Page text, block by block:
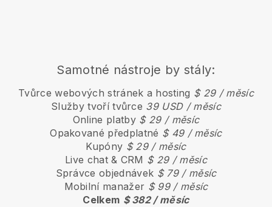
Samotné nástroje by stály:
Tvůrce webových stránek a hosting $ 29 / měsíc
Služby tvoří tvůrce 39 USD / měsíc
Online platby $ 29 / měsíc
Opakované předplatné $ 49 / měsíc
Kupóny $ 29 / měsíc
Live chat & CRM $ 29 / měsíc
Správce objednávek $ 79 / měsíc
Mobilní manažer $ 99 / měsíc
Celkem $ 382 / měsíc